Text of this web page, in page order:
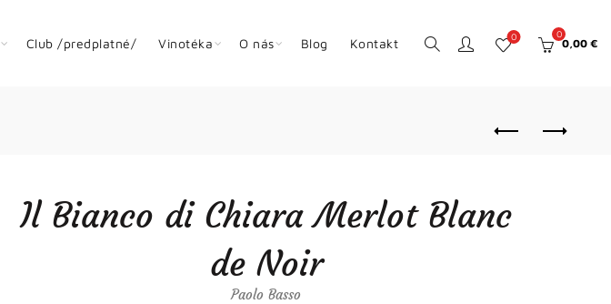
Club /predplatné/ Vinotéka O nás Blog Kontakt 0 0
0,00 €
Il Bianco di Chiara Merlot Blanc
de Noir
Paolo Basso